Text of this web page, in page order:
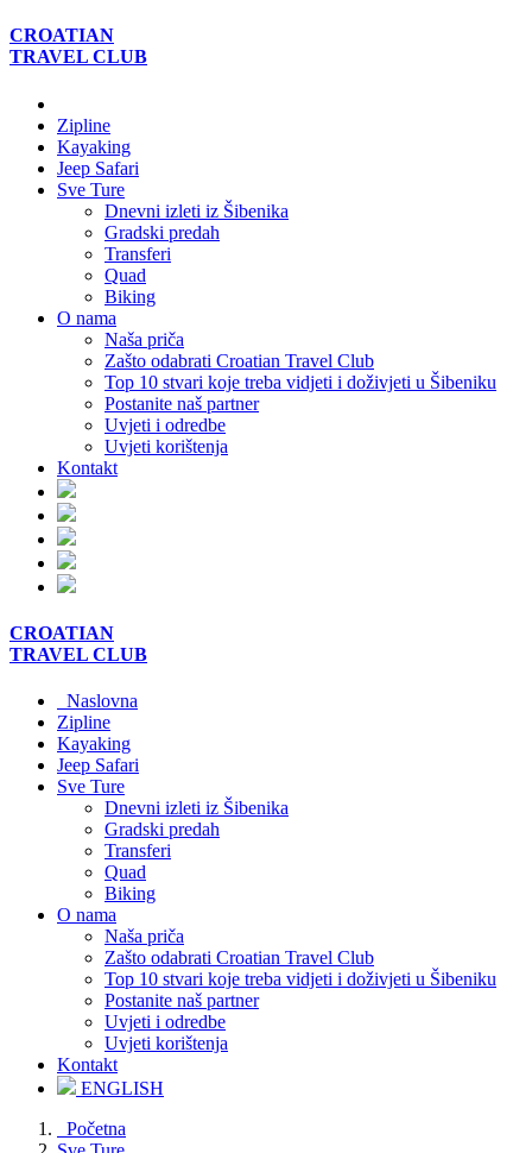
CROATIAN
TRAVEL CLUB
Zipline
Kayaking
Jeep Safari
Sve Ture
Dnevni izleti iz Šibenika
Gradski predah
Transferi
Quad
Biking
O nama
Naša priča
Zašto odabrati Croatian Travel Club
Top 10 stvari koje treba vidjeti i doživjeti u Šibeniku
Postanite naš partner
Uvjeti i odredbe
Uvjeti korištenja
Kontakt
CROATIAN
TRAVEL CLUB
Naslovna
Zipline
Kayaking
Jeep Safari
Sve Ture
Dnevni izleti iz Šibenika
Gradski predah
Transferi
Quad
Biking
O nama
Naša priča
Zašto odabrati Croatian Travel Club
Top 10 stvari koje treba vidjeti i doživjeti u Šibeniku
Postanite naš partner
Uvjeti i odredbe
Uvjeti korištenja
Kontakt
ENGLISH
Početna